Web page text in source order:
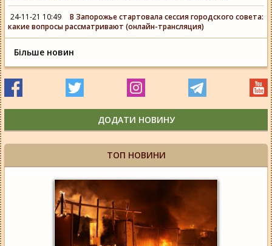
24-11-21 10:49
В Запорожье стартовала сессия городского совета:
какие вопросы рассматривают (онлайн-трансляция)
Більше новин
ДОДАТИ НОВИНУ
ТОП НОВИНИ